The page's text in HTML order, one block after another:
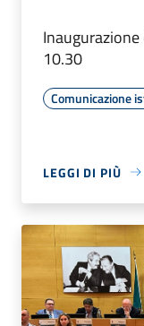
10.30
Comunicazione
LEGGI DI PIÙ